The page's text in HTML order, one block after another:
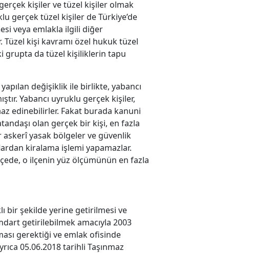
kişiler ve tüzel kişiler olmak
gerçek tüzel kişiler de Türkiye’de
veya emlakla ilgili diğer
kişi kavramı özel hukuk tüzel
grupta da tüzel kişiliklerin tapu
değişiklik ile birlikte, yabancı
Yabancı uyruklu gerçek kişiler,
edinebilirler. Fakat burada kanuni
olan gerçek bir kişi, en fazla
askerî yasak bölgeler ve güvenlik
kiralama işlemi yapamazlar.
o ilçenin yüz ölçümünün en fazla
bir şekilde yerine getirilmesi ve
getirilebilmek amacıyla 2003
gerektiği ve emlak ofisinde
05.06.2018 tarihli Taşınmaz